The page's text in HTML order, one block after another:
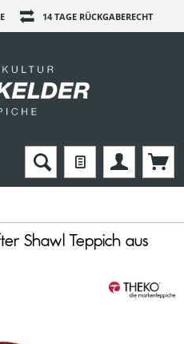
14 TAGE RÜCKGABERECHT
Shawl Teppich aus